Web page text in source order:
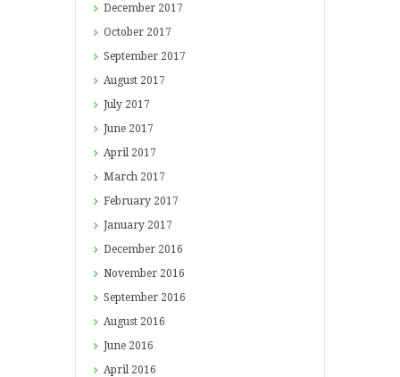
December 2017
October 2017
September 2017
August 2017
July 2017
June 2017
April 2017
March 2017
February 2017
January 2017
December 2016
November 2016
September 2016
August 2016
June 2016
April 2016